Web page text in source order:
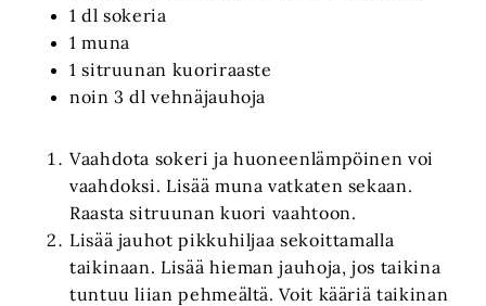
1 dl sokeria
1 muna
1 sitruunan kuoriraaste
noin 3 dl vehnäjauhoja
Vaahdota sokeri ja huoneenlämpöinen voi
vaahdoksi. Lisää muna vatkaten sekaan.
Raasta sitruunan kuori vaahtoon.
Lisää jauhot pikkuhiljaa sekoittamalla
taikinaan. Lisää hieman jauhoja, jos taikina
tuntuu liian pehmeältä. Voit kääriä taikinan